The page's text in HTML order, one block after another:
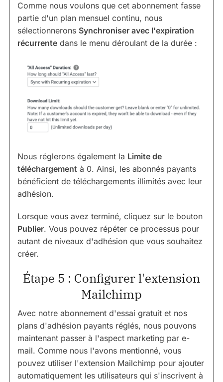
Comme nous voulons que cet abonnement fasse
partie d'un plan mensuel continu, nous
sélectionnerons Synchroniser avec l'expiration
récurrente dans le menu déroulant de la durée :
Nous réglerons également la Limite de
téléchargement à 0. Ainsi, les abonnés payants
bénéficient de téléchargements illimités avec leur
adhésion.
Lorsque vous avez terminé, cliquez sur le bouton
Publier. Vous pouvez répéter ce processus pour
autant de niveaux d'adhésion que vous souhaitez
créer.
Étape 5 : Configurer l'extension
Mailchimp
Avec notre abonnement d'essai gratuit et nos
plans d'adhésion payants réglés, nous pouvons
maintenant passer à l'aspect marketing par e-
mail. Comme nous l'avons mentionné, vous
pouvez utiliser l'extension Mailchimp pour ajouter
automatiquement les utilisateurs qui s'inscrivent à